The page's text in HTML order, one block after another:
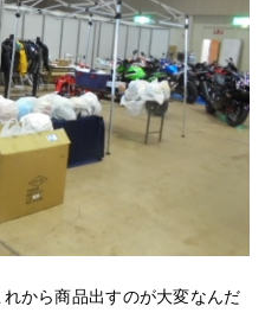
から商品出すのが大変なんだ